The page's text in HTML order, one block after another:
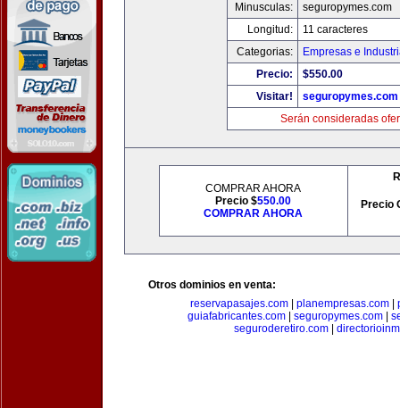
Minusculas:
seguropymes.com
Longitud:
11 caracteres
Categorias:
Empresas e
Precio:
$550.00
Visitar!
seguropymes.com
Serán consideradas
COMPRAR AHORA
Precio $550.00
COMPRAR AHORA
Precio
Otros dominios en venta:
reservapasajes.com
planempresas.com
guiafabricantes.com| seguropymes.com|
seguroderetiro.com|